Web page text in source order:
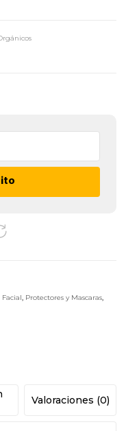
, Protectores y Mascaras,
Valoraciones (0)